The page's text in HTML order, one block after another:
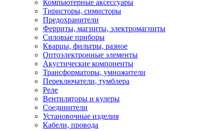
Компьютерные аксессуары
Тиристоры, симисторы
Предохранители
Ферриты, магниты, электромагниты
Силовые приборы
Кварцы, фильтры, разное
Оптоэлектронные элементы
Акустические компоненты
Трансформаторы, умножители
Переключатели, тумблера
Реле
Вентиляторы и кулеры
Соединители
Установочные изделия
Кабели, провода